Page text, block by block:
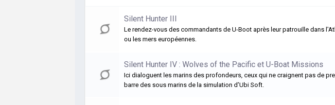
Silent Hunter III
Le rendez-vous des commandants de U-Boot après leur patrouille dans
ou les mers européennes.
Silent Hunter IV : Wolves of the Pacific et U-Boat Missions
Ici dialoguent les marins des profondeurs, ceux qui ne craignent pas de
barre des sous marins de la simulation d’Ubi Soft.